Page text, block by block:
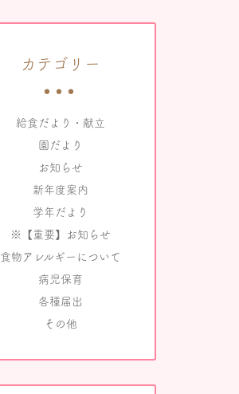
カテゴリー
給食だより・献立
園だより
お知らせ
新年度案内
学年だより
※【重要】お知らせ
食物アレルギーについて
病児保育
各種届出
その他